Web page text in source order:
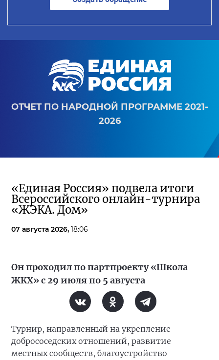
ОТЧЕТ ПО НАРОДНОЙ ПРОГРАММЕ 2021-
2026
«Единая Россия» подвела итоги
Всероссийского онлайн-турнира
«ЖЭКА. Дом»
07 августа 2026, 18:06
Он проходил по партпроекту «Школа
ЖКХ» с 29 июля по 5 августа
Турнир, направленный на укрепление
добрососедских отношений, развитие
местных сообществ, благоустройство